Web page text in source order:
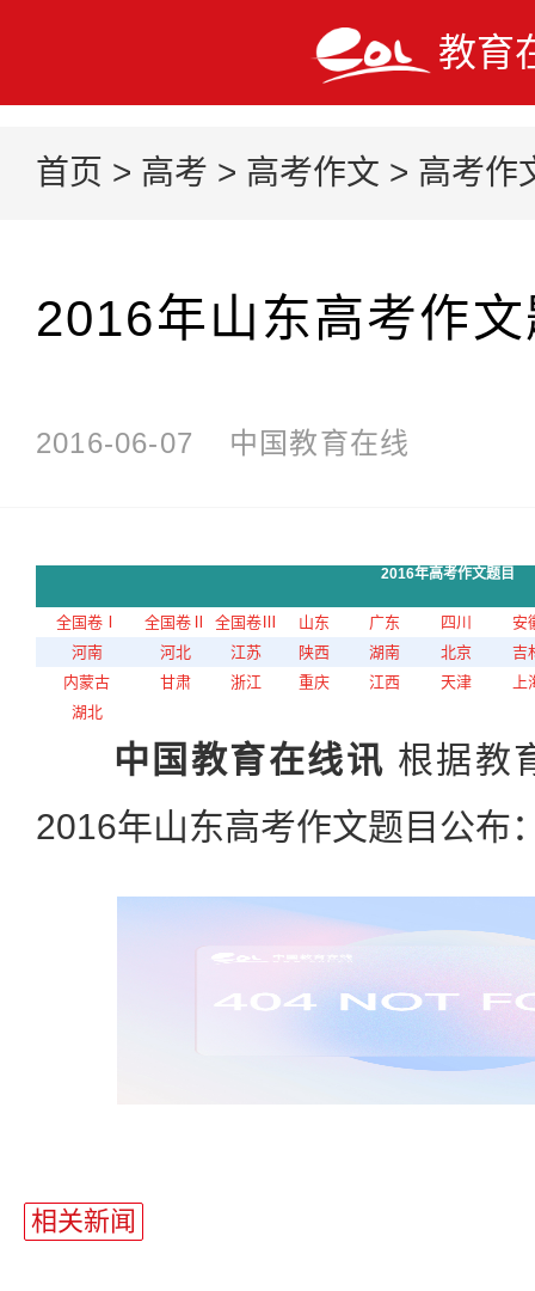
教育
首页 > 高考 > 高考作文 > 高考作
2016年山东高考作
2016-06-07 中国教育在线
2016年高考作文题目
全国卷Ⅰ 全国卷Ⅱ 全国卷Ⅲ 山东 广东 四川
安
河南
河北 江苏 陕西 湖南 北京
吉
内蒙古
甘肃 浙江 重庆 江西 天津
上
湖北
中国教育在线讯 根据教
2016年山东高考作文题目公布
相关新闻